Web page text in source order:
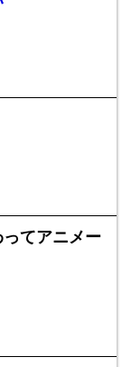
てアニメー